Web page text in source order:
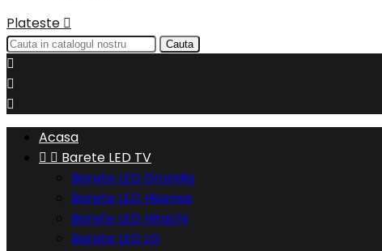
Plateste 
Cauta



Acasa
  Barete LED TV
Barete LED Grundig
Barete LED Hisense
Barete LED Hitachi
Barete LED LG